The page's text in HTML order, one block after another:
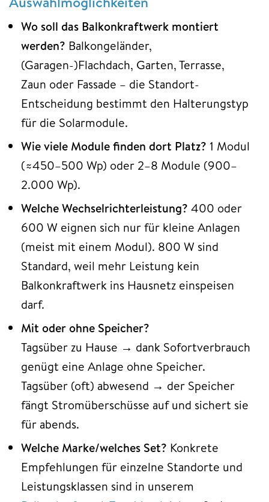
Wo soll das Balkonkraftwerk montiert
werden? Balkongeländer,
(Garagen-)Flachdach, Garten, Terrasse,
Zaun oder Fassade – die Standort-
Entscheidung bestimmt den Halterungstyp
für die Solarmodule.
Wie viele Module finden dort Platz? 1 Modul
(≈450–500 Wp) oder 2–8 Module (900–
2.000 Wp).
Welche Wechselrichterleistung? 400 oder
600 W eignen sich nur für kleine Anlagen
(meist mit einem Modul). 800 W sind
Standard, weil mehr Leistung kein
Balkonkraftwerk ins Hausnetz einspeisen
darf.
Mit oder ohne Speicher?
Tagsüber zu Hause → dank Sofortverbrauch
genügt eine Anlage ohne Speicher.
Tagsüber (oft) abwesend → der Speicher
fängt Stromüberschüsse auf und sichert sie
für abends.
Welche Marke/welches Set? Konkrete
Empfehlungen für einzelne Standorte und
Leistungsklassen sind in unserem